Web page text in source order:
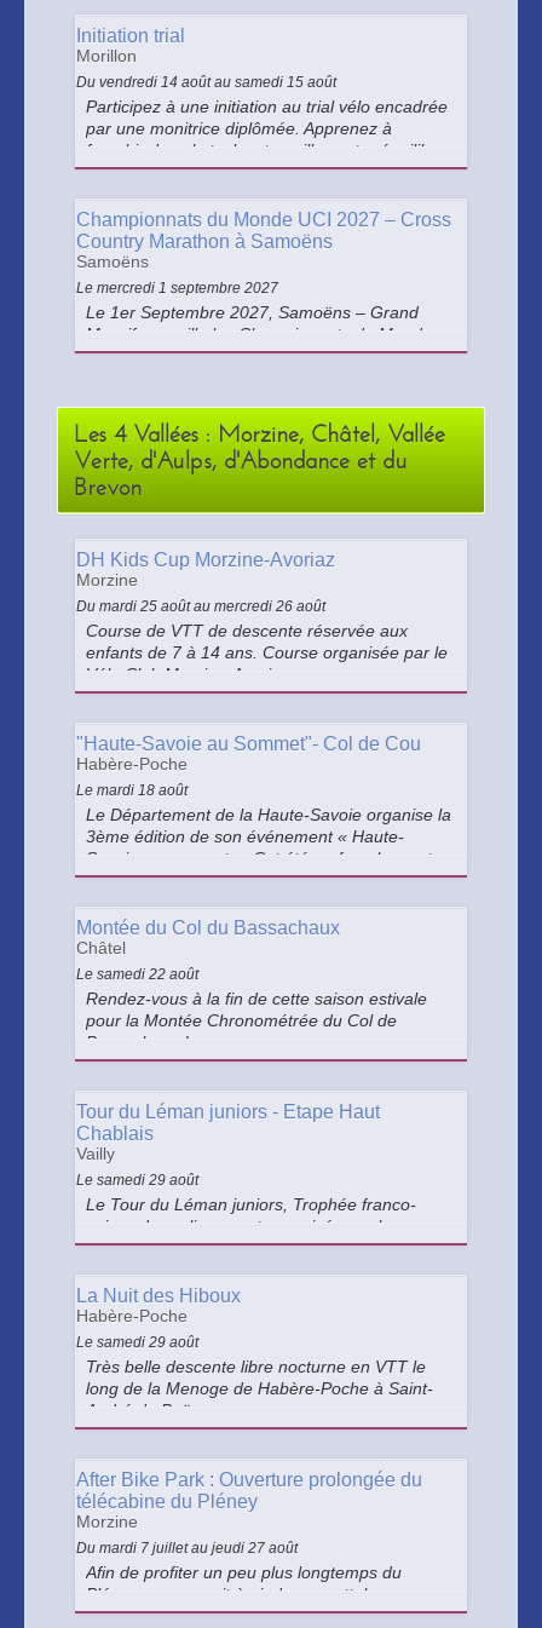
athlétiques et style personnel.
Initiation trial
Morillon
Du vendredi 14 août au samedi 15 août
Participez à une initiation au trial vélo encadrée
par une monitrice diplômée. Apprenez à
franchir des obstacles, travaillez votre équilibre
et découvrez les techniques de pilotage dans
premiers coups de pédale
Championnats du Monde UCI 2027 – Cross
Country Marathon à Samoëns
Samoëns
Le mercredi 1 septembre 2027
Le 1er Septembre 2027, Samoëns – Grand
Massif accueille les Championnats du Monde
UCI de Cross Country Marathon, une épreuve
Les 4 Vallées : Morzine, Châtel, Vallée
Verte, d'Aulps, d'Abondance et du
Brevon
DH Kids Cup Morzine-Avoriaz
Morzine
Du mardi 25 août au mercredi 26 août
Course de VTT de descente ​réservée aux
enfants de 7 à 14 ans. Course organisée par le
Vélo Club Morzine-Avoriaz
"Haute-Savoie au Sommet"- Col de Cou
Habère-Poche
Le mardi 18 août
Le Département de la Haute-Savoie organise la
3ème édition de son événement « Haute-
Savoie au sommet ». Cet été, enfourchez votre
vélo et grimpez un col mythique en toute
Montée du Col du Bassachaux
Châtel
Le samedi 22 août
Rendez-vous à la fin de cette saison estivale
pour la Montée Chronométrée du Col de
Bassachaux !
Tour du Léman juniors - Etape Haut
Chablais
Vailly
Le samedi 29 août
Le Tour du Léman juniors, Trophée franco-
suisse de cyclisme, est organisé pour les
jeunes licenciés de 17 et 18 ans. Nouveauté
La Nuit des Hiboux
Habère-Poche
Le samedi 29 août
Très belle descente libre nocturne en VTT le
long de la Menoge de Habère-Poche à Saint-
André de Boëge .
After Bike Park : Ouverture prolongée du
télécabine du Pléney
Morzine
Du mardi 7 juillet au jeudi 27 août
Afin de profiter un peu plus longtemps du
Pléney, que ce soit à pied ou en vtt, le
télécabine reste ouvert jusqu'à 19h tous les